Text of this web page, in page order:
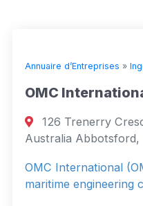
Annuaire d’Entreprises »
OMC
126 Trenerry
Australia
OMC International
maritime engineering